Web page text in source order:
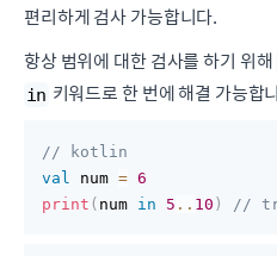
편리하게 검사 가능합니다.
항상 범위에 대한 검사를 하기 위해
in 키워드로 한 번에 해결 가능합
// kotlin
val num = 6
print ( num in 5 .. 10 ) //